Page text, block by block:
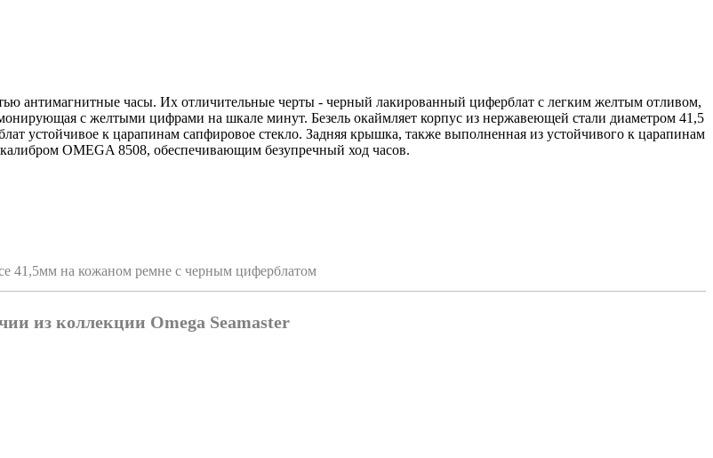
антимагнитные часы. Их отличительные черты - черный лакированный циферблат с легким желтым отливом,
с желтыми цифрами на шкале минут. Безель окаймляет корпус из нержавеющей стали диаметром 41,5
устойчивое к царапинам сапфировое стекло. Задняя крышка, также выполненная из устойчивого к царапинам
OMEGA 8508, обеспечивающим безупречный ход часов.
41,5мм на кожаном ремне с черным циферблатом
из коллекции Omega Seamaster